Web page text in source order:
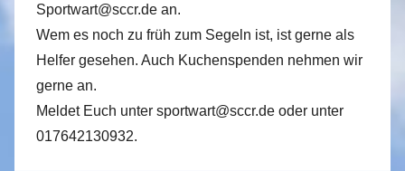
z
Sportwart@sccr.de an.
Wem es noch zu früh zum Segeln ist, ist gerne als
Helfer gesehen. Auch Kuchenspenden nehmen wir
gerne an.
Meldet Euch unter sportwart@sccr.de oder unter
017642130932.